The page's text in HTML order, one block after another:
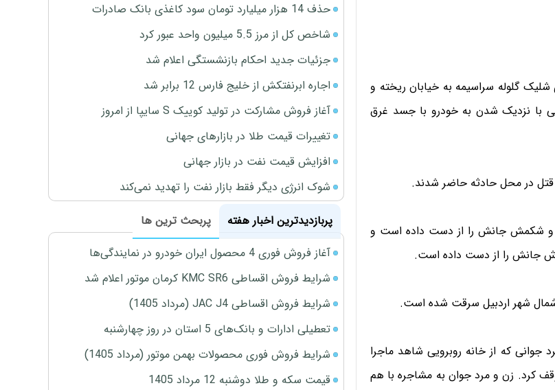
شلیک گلوله سراسیمه به خیابان ریخته و
رنگی روبرو شدند. اهالی با نزدیک شدن به خودرو با جسد غرق
قتل در محل حادثه حاضر شدند.
و شکمش جانش را از دست داده است و
جانش را از دست داده است.
شهر اردبیل سرقت شده است.
که از خانه روبرویی شاهد ماجرا
کرد. زن و مرد جوان به مشاجره با هم
حذف 14 هزار میلیارد تومان سود کاغذی بانک صادرات
شاخص کل از مرز 5.5 میلیون واحد عبور کرد
جزئیات جدید احکام بازنشستگی اعلام شد
اجاره ابرنفتکش از خلیج فارس 12 برابر شد
آغاز فروش مشارکت در تولید کوییک S سایپا از امروز
تغییرات قیمت طلا در بازارهای جهانی
افزایش قیمت نفت در بازار جهانی
شوک انرژی دیگر فقط بازار نفت را تهدید نمی‌کند
پربازدیدترین اخبار هفته
پربحث ترین ها
آغاز فروش فوری 4 محصول ایران خودرو در نمایندگی‌ها
شرایط فروش اقساطی KMC SR6 کرمان موتور اعلام شد
شرایط فروش اقساطی JAC J4 (مرداد 1405)
تعطیلی ادارات و بانک‌های 5 استان در روز چهارشنبه
شرایط فروش فوری محصولات بهمن موتور (مرداد 1405)
قیمت سکه و طلا دوشنبه 12 مرداد 1405